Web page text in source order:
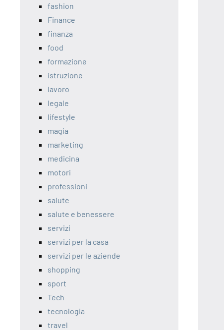
fashion
Finance
finanza
food
formazione
istruzione
lavoro
legale
lifestyle
magia
marketing
medicina
motori
professioni
salute
salute e benessere
servizi
servizi per la casa
servizi per le aziende
shopping
sport
Tech
tecnologia
travel